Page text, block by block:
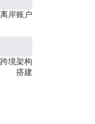
离岸账户
跨境架构
搭建